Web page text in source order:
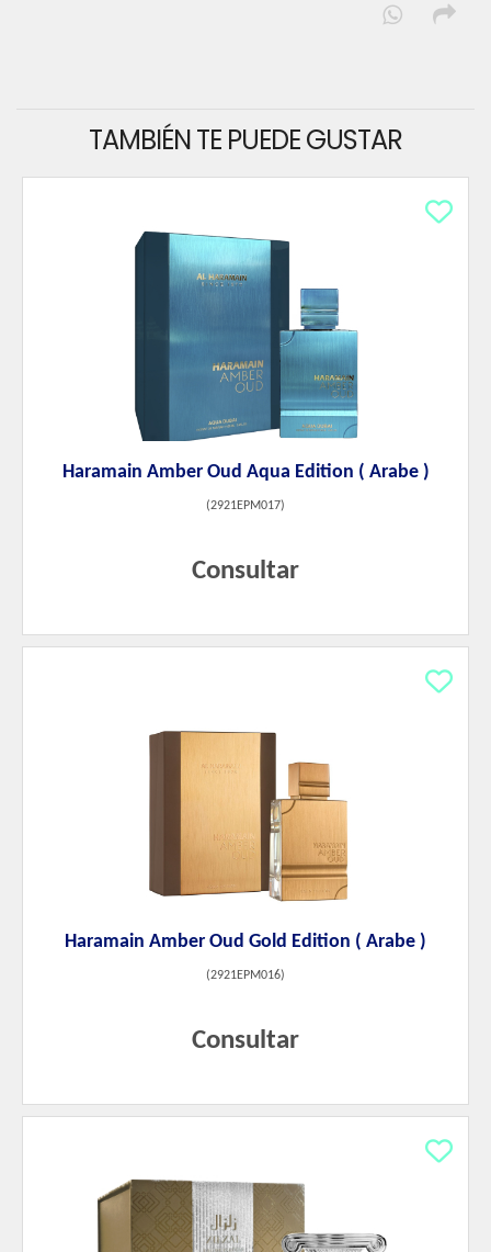
TAMBIÉN TE PUEDE GUSTAR
Haramain Amber Oud Aqua Edition ( Arabe )
(2921EPM017)
Consultar
Haramain Amber Oud Gold Edition ( Arabe )
(2921EPM016)
Consultar